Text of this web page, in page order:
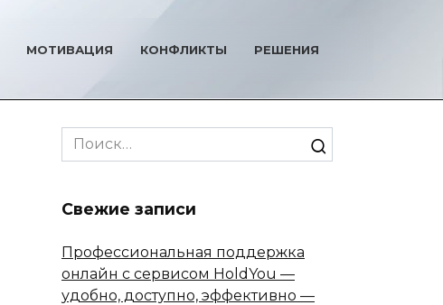
МОТИВАЦИЯ КОНФЛИКТЫ РЕШЕНИЯ
Search
for:
Свежие записи
Профессиональная поддержка
онлайн с сервисом HoldYou —
удобно, доступно, эффективно —